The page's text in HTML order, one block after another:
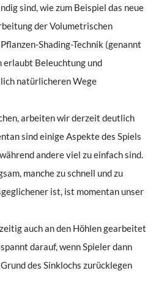
sind, wie zum Beispiel das neue
der Volumetrischen
Shading-Technik (genannt
erlaubt Beleuchtung und
natürlicheren Wege
arbeiten wir derzeit deutlich
sind einige Aspekte des Spiels
andere viel zu einfach sind.
manche zu schnell und zu
ist, ist momentan unser
auch an den Höhlen gearbeitet
darauf, wenn Spieler dann
des Sinklochs zurücklegen